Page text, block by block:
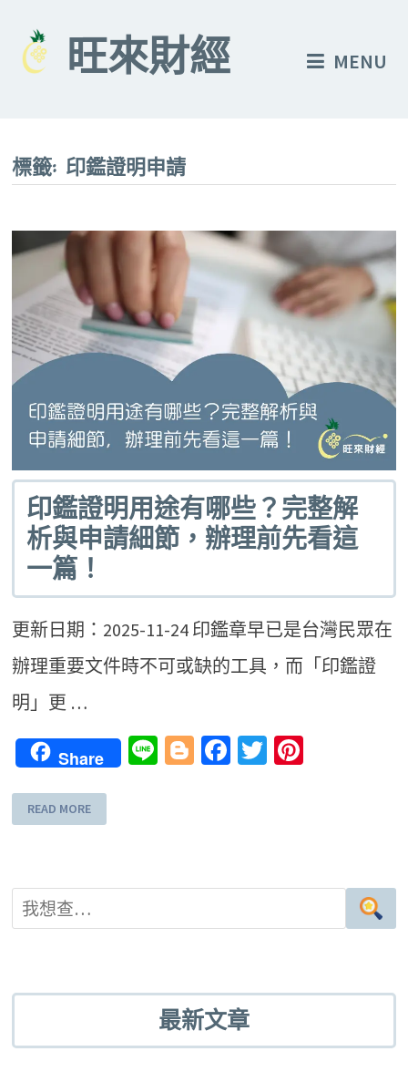
content
旺來財經 MENU
標籤: 印鑑證明申請
印鑑證明用途有哪些？完整解
析與申請細節，辦理前先看這
一篇！
更新日期：2025-11-24 印鑑章早已是台灣民眾在
辦理重要文件時不可或缺的工具，而「印鑑證
明」更 …
Share LineBlogger
Facebook
Twitter
READ MORE
最新文章